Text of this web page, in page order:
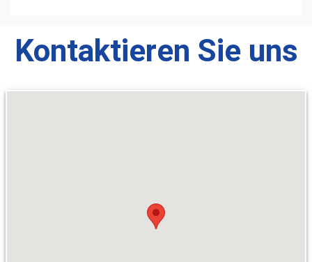
Kontaktieren Sie uns